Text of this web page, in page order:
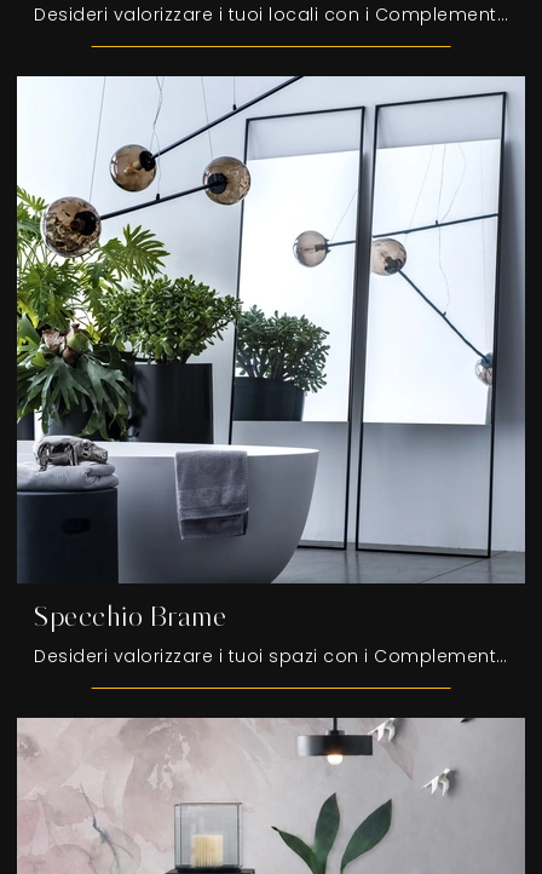
Desideri valorizzare i tuoi locali con i Complementi Adriani e Rossi? Ti presentiamo molteplici modelli di vasi in ceramica come Vaso Florence.
Specchio Brame
Desideri valorizzare i tuoi spazi con i Complementi Adriani e Rossi? Eccoti molteplici modelli di specchi in metallo come Specchio Brame.